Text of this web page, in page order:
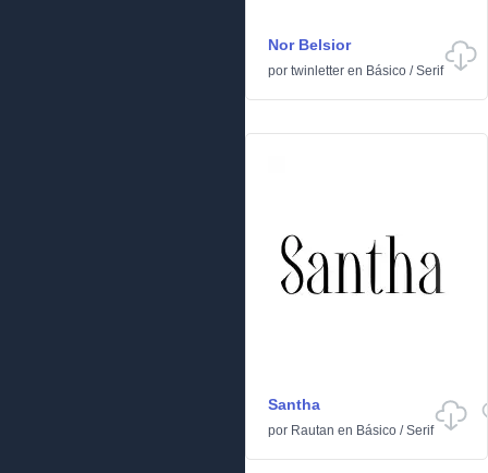
Nor Belsior
por twinletter en Básico /Serif
Santha
por Rautan en Básico /Serif